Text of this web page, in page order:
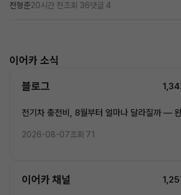
전형준20시간 전조회 36댓글 4
이어카 소식
블로그
전기차 충전비, 8월부터 얼마나 달라질까 — 완
2026-08-07조회 71
이어카 채널